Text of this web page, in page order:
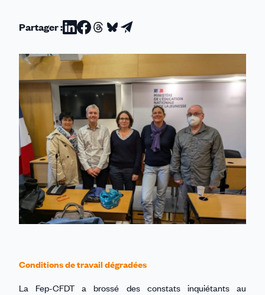
Partager :Partager
sur
Linkedin
Partager
sur
Facebook
Partager
sur
Threads
Partager
sur
Bluesky
Partager
par
email
Conditions de travail dégradées
La Fep-CFDT a brossé des constats inquiétants au